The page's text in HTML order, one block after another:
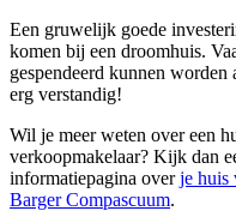
Een gruwelijk goede
komen bij een droomhuis.
gespendeerd kunnen worden
erg verstandig!
Wil je meer weten over een
verkoopmakelaar? Kijk dan
informatiepagina overje huis
Barger Compascuum.